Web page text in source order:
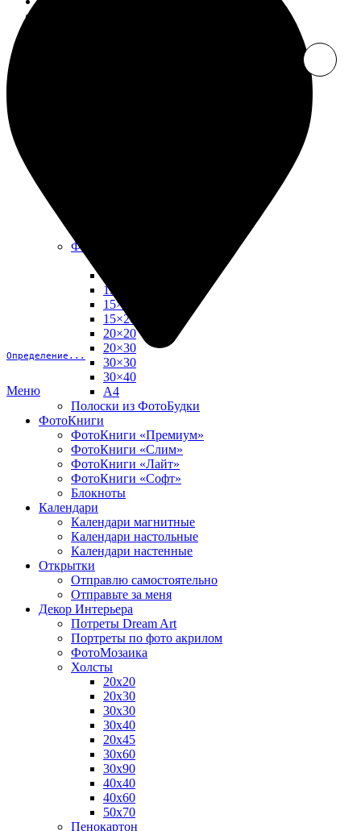
Определение...
Меню
Фото в рамке
13×18
15×15
15×20
20×20
20×30
30×30
30×40
A4
Полоски из ФотоБудки
ФотоКниги
ФотоКниги «Премиум»
ФотоКниги «Слим»
ФотоКниги «Лайт»
ФотоКниги «Софт»
Блокноты
Календари
Календари магнитные
Календари настольные
Календари настенные
Открытки
Отправлю самостоятельно
Отправьте за меня
Декор Интерьера
Потреты Dream Art
Портреты по фото акрилом
ФотоМозаика
Холсты
20х20
20х30
30х30
30х40
20х45
30х60
30х90
40х40
40х60
50х70
Пенокартон